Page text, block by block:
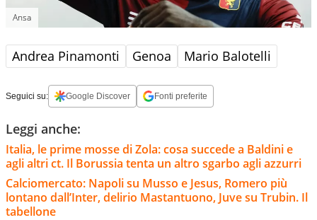
Ansa
Andrea Pinamonti Genoa Mario Balotelli
Seguici su: Google Discover Fonti preferite
Leggi anche:
Italia, le prime mosse di Zola: cosa succede a Baldini e
agli altri ct. Il Borussia tenta un altro sgarbo agli azzurri
Calciomercato: Napoli su Musso e Jesus, Romero più
lontano dall’Inter, delirio Mastantuono, Juve su Trubin. Il
tabellone